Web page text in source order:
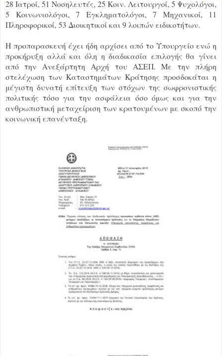
28 Ιατροί, 51 Νοσηλευτές, 25 Κοιν. Λειτουργοί, 5 Ψυχολόγοι,
5 Κοινωνιολόγοι, 7 Εγκληματολόγοι, 7 Μηχανικοί, 11
Πληροφορικοί, 53 Διοικητικοί και 9 λοιπών ειδικοτήτων.
Η προπαρασκευή έχει ήδη αρχίσει από το Υπουργείο ενώ η
προκήρυξη αλλά και όλη η διαδικασία επιλογής θα γίνει
από την Ανεξάρτητη Αρχή του ΑΣΕΠ. Με την πλήρη
στελέχωση των Καταστημάτων Κράτησης προσδοκάται η
μέγιστη δυνατή επίτευξη των στόχων της σωφρονιστικής
πολιτικής τόσο για την ασφάλεια όσο όμως και για την
ανθρωπιστική μεταχείριση των κρατουμένων με σκοπό την
κοινωνική επανένταξη.